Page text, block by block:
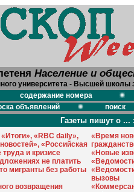
Население и
университета - Высшей школы
содержание номера
объявлений поиск
Газеты пишут о ...
«RBC daily»,
«Российская
и кризисе
не платить
мигранты без работы
возвращения
«Время
«Новые
вызовы